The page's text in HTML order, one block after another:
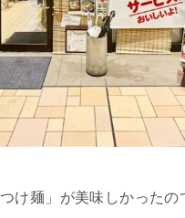
け麺」が美味しかった